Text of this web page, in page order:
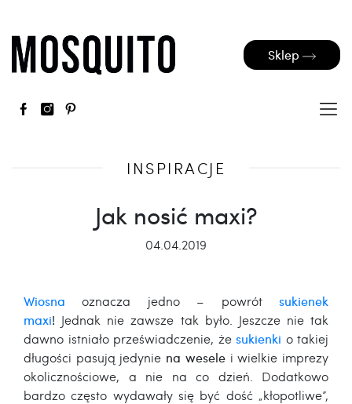
Sklep
INSPIRACJE
Jak nosić maxi?
04.04.2019
Wiosna oznacza jedno – powrót sukienek
maxi! Jednak nie zawsze tak było. Jeszcze nie tak
dawno istniało przeświadczenie, że sukienki o takiej
długości pasują jedynie na weselei wielkie imprezy
okolicznościowe, a nie na co dzień. Dodatkowo
bardzo często wydawały się być dość „kłopotliwe”,